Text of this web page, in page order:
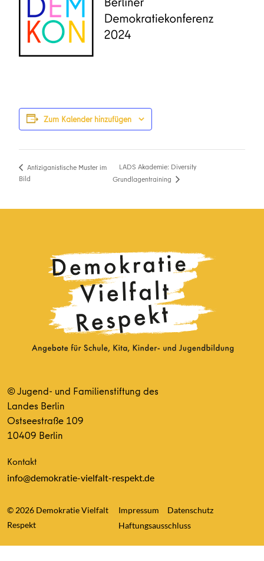
Zum Kalender hinzufügen
Antiziganistische Muster im
Bild
LADS Akademie: Diversity
Grundlagentraining
© Jugend- und Familienstiftung des
Landes Berlin
Ostseestraße 109
10409 Berlin
Kontakt
info@demokratie-vielfalt-respekt.de
© 2026 Demokratie Vielfalt
Respekt
Impressum
Datenschutz
Haftungsausschluss